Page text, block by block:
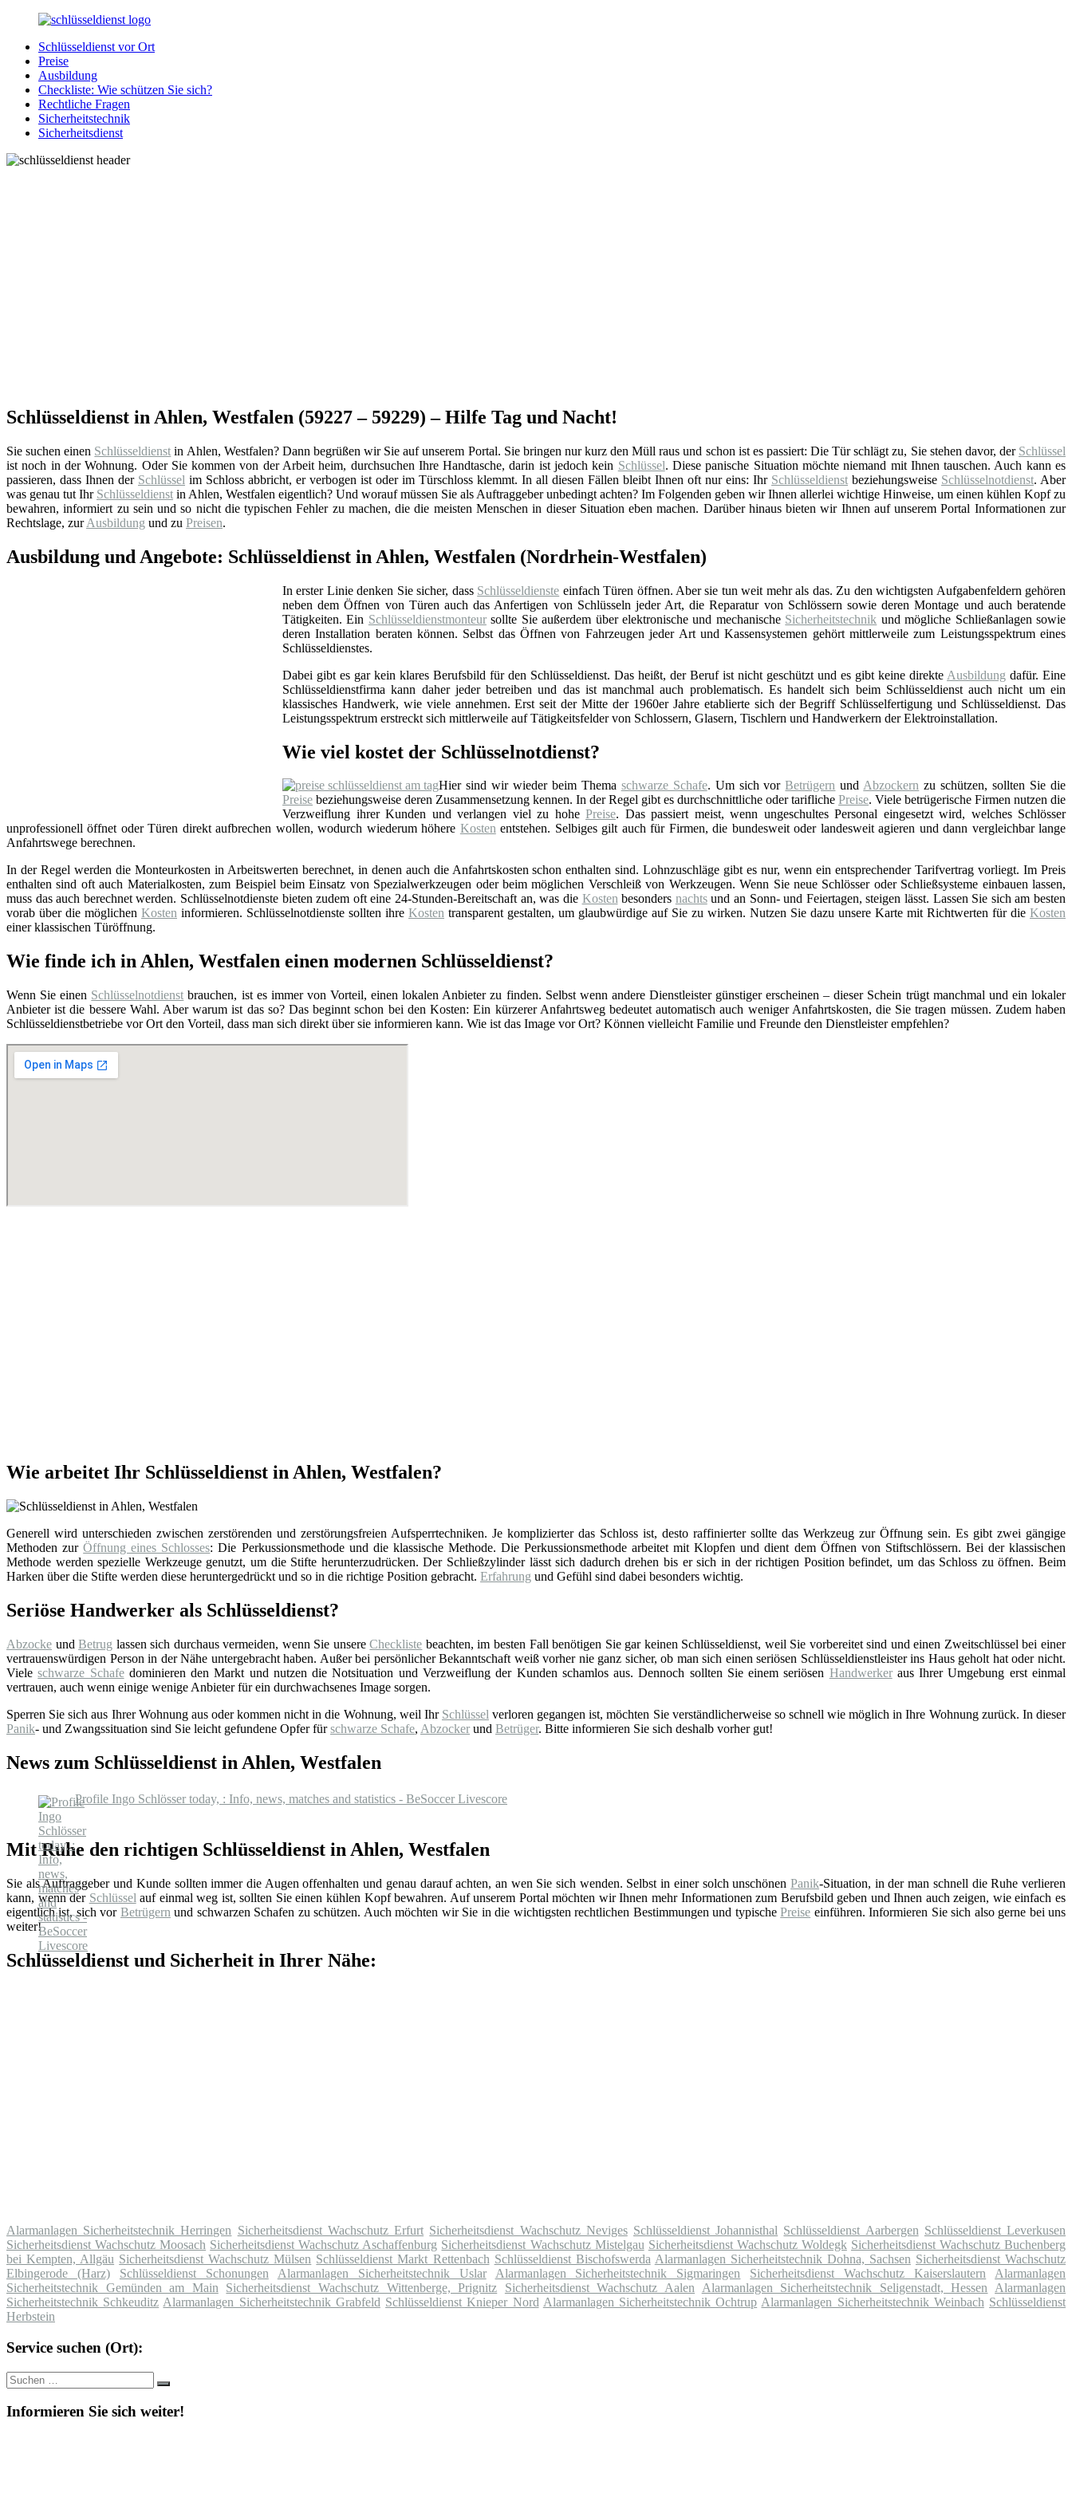
Zurück
Inhalt
SchluesseldienstDirekt.de
Ihre
Notlage
wird
gelöst!
Schlüsseldienst vor Ort
Preise
Ausbildung
Checkliste: Wie schützen Sie sich?
Rechtliche Fragen
Sicherheitstechnik
Sicherheitsdienst
Schlüsseldienst in Ahlen, Westfalen (59227 – 59229) – Hilfe Tag und Nacht!
Sie suchen einen Schlüsseldienst in Ahlen, Westfalen? Dann begrüßen wir Sie auf unserem Portal. Sie bringen nur kurz den Müll raus und schon ist es passiert: Die Tür schlägt zu, Sie stehen davor, der Schlüssel
ist noch in der Wohnung. Oder Sie kommen von der Arbeit heim, durchsuchen Ihre Handtasche, darin ist jedoch kein Schlüssel. Diese panische Situation möchte niemand mit Ihnen tauschen. Auch kann es
passieren, dass Ihnen der Schlüssel im Schloss abbricht, er verbogen ist oder im Türschloss klemmt. In all diesen Fällen bleibt Ihnen oft nur eins: Ihr Schlüsseldienst beziehungsweise Schlüsselnotdienst. Aber
was genau tut Ihr Schlüsseldienst in Ahlen, Westfalen eigentlich? Und worauf müssen Sie als Auftraggeber unbedingt achten? Im Folgenden geben wir Ihnen allerlei wichtige Hinweise, um einen kühlen Kopf zu
bewahren, informiert zu sein und so nicht die typischen Fehler zu machen, die die meisten Menschen in dieser Situation eben machen. Darüber hinaus bieten wir Ihnen auf unserem Portal Informationen zur
Rechtslage, zurAusbildung und zu Preisen.
Ausbildung und Angebote: Schlüsseldienst in Ahlen, Westfalen (Nordrhein-Westfalen)
In erster Linie denken Sie sicher, dass Schlüsseldienste einfach Türen öffnen. Aber sie tun weit mehr als das. Zu den wichtigsten Aufgabenfeldern gehören
neben dem Öffnen von Türen auch das Anfertigen von Schlüsseln jeder Art, die Reparatur von Schlössern sowie deren Montage und auch beratende
Tätigkeiten. Ein Schlüsseldienstmonteursollte Sie außerdem über elektronische und mechanische Sicherheitstechnik und mögliche Schließanlagen sowie
deren Installation beraten können. Selbst das Öffnen von Fahrzeugen jeder Art und Kassensystemen gehört mittlerweile zum Leistungsspektrum eines
Schlüsseldienstes.
Dabei gibt es gar kein klares Berufsbild für den Schlüsseldienst. Das heißt, der Beruf ist nicht geschützt und es gibt keine direkte Ausbildung dafür. Eine
Schlüsseldienstfirma kann daher jeder betreiben und das ist manchmal auch problematisch. Es handelt sich beim Schlüsseldienst auch nicht um ein
klassisches Handwerk, wie viele annehmen. Erst seit der Mitte der 1960er Jahre etablierte sich der Begriff Schlüsselfertigung und Schlüsseldienst. Das
Leistungsspektrum erstreckt sich mittlerweile auf Tätigkeitsfelder von Schlossern, Glasern, Tischlern und Handwerkern der Elektroinstallation.
Wie viel kostet der Schlüsselnotdienst?
Hier sind wir wieder beim Thema schwarze Schafe. Um sich vorBetrügern undAbzockern zu schützen, sollten Sie die
Preise beziehungsweise deren Zusammensetzung kennen. In der Regel gibt es durchschnittliche oder tarifliche Preise. Viele betrügerische Firmen nutzen die
Verzweiflung ihrer Kunden und verlangen viel zu hohe Preise. Das passiert meist, wenn ungeschultes Personal eingesetzt wird, welches Schlösser
unprofessionell öffnet oder Türen direkt aufbrechen wollen, wodurch wiederum höhere Kostenentstehen. Selbiges gilt auch für Firmen, die bundesweit oder landesweit agieren und dann vergleichbar lange
Anfahrtswege berechnen.
In der Regel werden die Monteurkosten in Arbeitswerten berechnet, in denen auch die Anfahrtskosten schon enthalten sind. Lohnzuschläge gibt es nur, wenn ein entsprechender Tarifvertrag vorliegt. Im Preis
enthalten sind oft auch Materialkosten, zum Beispiel beim Einsatz von Spezialwerkzeugen oder beim möglichen Verschleiß von Werkzeugen. Wenn Sie neue Schlösser oder Schließsysteme einbauen lassen,
muss das auch berechnet werden. Schlüsselnotdienste bieten zudem oft eine 24-Stunden-Bereitschaft an, was die Kostenbesonders nachtsund an Sonn- und Feiertagen, steigen lässt. Lassen Sie sich am besten
vorab über die möglichen Kosten informieren. Schlüsselnotdienste sollten ihre Kosten transparent gestalten, um glaubwürdige auf Sie zu wirken. Nutzen Sie dazu unsere Karte mit Richtwerten für die Kosten
einer klassischen Türöffnung.
Wie finde ich in Ahlen, Westfalen einen modernen Schlüsseldienst?
Wenn Sie einen Schlüsselnotdienst brauchen, ist es immer von Vorteil, einen lokalen Anbieter zu finden. Selbst wenn andere Dienstleister günstiger erscheinen – dieser Schein trügt manchmal und ein lokaler
Anbieter ist die bessere Wahl. Aber warum ist das so? Das beginnt schon bei den Kosten: Ein kürzerer Anfahrtsweg bedeutet automatisch auch weniger Anfahrtskosten, die Sie tragen müssen. Zudem haben
Schlüsseldienstbetriebe vor Ort den Vorteil, dass man sich direkt über sie informieren kann. Wie ist das Image vor Ort? Können vielleicht Familie und Freunde den Dienstleister empfehlen?
Wie arbeitet Ihr Schlüsseldienst in Ahlen, Westfalen?
Generell wird unterschieden zwischen zerstörenden und zerstörungsfreien Aufsperrtechniken. Je komplizierter das Schloss ist, desto raffinierter sollte das Werkzeug zur Öffnung sein. Es gibt zwei gängige
Methoden zurÖffnung eines Schlosses: Die Perkussionsmethode und die klassische Methode. Die Perkussionsmethode arbeitet mit Klopfen und dient dem Öffnen von Stiftschlössern. Bei der klassischen
Methode werden spezielle Werkzeuge genutzt, um die Stifte herunterzudrücken. Der Schließzylinder lässt sich dadurch drehen bis er sich in der richtigen Position befindet, um das Schloss zu öffnen. Beim
Harken über die Stifte werden diese heruntergedrückt und so in die richtige Position gebracht. Erfahrung und Gefühl sind dabei besonders wichtig.
Seriöse Handwerker als Schlüsseldienst?
Abzocke undBetrug lassen sich durchaus vermeiden, wenn Sie unsereCheckliste beachten, im besten Fall benötigen Sie gar keinen Schlüsseldienst, weil Sie vorbereitet sind und einen Zweitschlüssel bei einer
vertrauenswürdigen Person in der Nähe untergebracht haben. Außer bei persönlicher Bekanntschaft weiß vorher nie ganz sicher, ob man sich einen seriösen Schlüsseldienstleister ins Haus geholt hat oder nicht.
Vieleschwarze Schafedominieren den Markt und nutzen die Notsituation und Verzweiflung der Kunden schamlos aus. Dennoch sollten Sie einem seriösen Handwerkeraus Ihrer Umgebung erst einmal
vertrauen, auch wenn einige wenige Anbieter für ein durchwachsenes Image sorgen.
Sperren Sie sich aus Ihrer Wohnung aus oder kommen nicht in die Wohnung, weil Ihr Schlüssel verloren gegangen ist, möchten Sie verständlicherweise so schnell wie möglich in Ihre Wohnung zurück. In dieser
Panik- und Zwangssituation sind Sie leicht gefundene Opfer fürschwarze Schafe, Abzocker und Betrüger. Bitte informieren Sie sich deshalb vorher gut!
News zum Schlüsseldienst in Ahlen, Westfalen
Profile Ingo Schlösser today, : Info, news, matches and statistics - BeSoccer Livescore
Mit Ruhe den richtigen Schlüsseldienst in Ahlen, Westfalen
Sie als Auftraggeber und Kunde sollten immer die Augen offenhalten und genau darauf achten, an wen Sie sich wenden. Selbst in einer solch unschönenPanik-Situation, in der man schnell die Ruhe verlieren
kann, wenn der Schlüssel auf einmal weg ist, sollten Sie einen kühlen Kopf bewahren. Auf unserem Portal möchten wir Ihnen mehr Informationen zum Berufsbild geben und Ihnen auch zeigen, wie einfach es
eigentlich ist, sich vor Betrügern und schwarzen Schafen zu schützen. Auch möchten wir Sie in die wichtigsten rechtlichen Bestimmungen und typischePreise einführen. Informieren Sie sich also gerne bei uns
weiter!
Schlüsseldienst und Sicherheit in Ihrer Nähe:
Alarmanlagen Sicherheitstechnik Herringen Sicherheitsdienst Wachschutz Erfurt Sicherheitsdienst Wachschutz Neviges Schlüsseldienst Johannisthal Schlüsseldienst Aarbergen Schlüsseldienst Leverkusen
Sicherheitsdienst Wachschutz Moosach Sicherheitsdienst Wachschutz Aschaffenburg Sicherheitsdienst Wachschutz Mistelgau Sicherheitsdienst Wachschutz Woldegk Sicherheitsdienst Wachschutz Buchenberg
bei Kempten, Allgäu Sicherheitsdienst Wachschutz Mülsen Schlüsseldienst Markt Rettenbach Schlüsseldienst Bischofswerda Alarmanlagen Sicherheitstechnik Dohna, Sachsen Sicherheitsdienst Wachschutz
Elbingerode (Harz)
Schlüsseldienst Schonungen Alarmanlagen Sicherheitstechnik Uslar Alarmanlagen Sicherheitstechnik Sigmaringen Sicherheitsdienst Wachschutz Kaiserslautern
Alarmanlagen
Sicherheitstechnik Gemünden am Main
Sicherheitsdienst Wachschutz Wittenberge, Prignitz Sicherheitsdienst Wachschutz Aalen Alarmanlagen Sicherheitstechnik Seligenstadt, Hessen
Alarmanlagen
Sicherheitstechnik Schkeuditz Alarmanlagen Sicherheitstechnik Grabfeld Schlüsseldienst Knieper Nord Alarmanlagen Sicherheitstechnik Ochtrup Alarmanlagen Sicherheitstechnik Weinbach Schlüsseldienst
Herbstein
Service suchen (Ort):
Suche
nach:
Suchen
Informieren Sie sich weiter!